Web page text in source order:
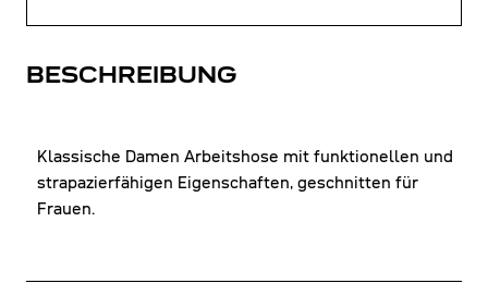
BESCHREIBUNG
Klassische Damen Arbeitshose mit funktionellen und
strapazierfähigen Eigenschaften, geschnitten für
Frauen.